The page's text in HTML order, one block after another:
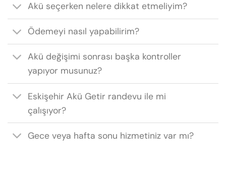
Akü seçerken nelere dikkat etmeliyim?
Ödemeyi nasıl yapabilirim?
Akü değişimi sonrası başka kontroller
yapıyor musunuz?
Eskişehir Akü Getir randevu ile mi
çalışıyor?
Gece veya hafta sonu hizmetiniz var mı?